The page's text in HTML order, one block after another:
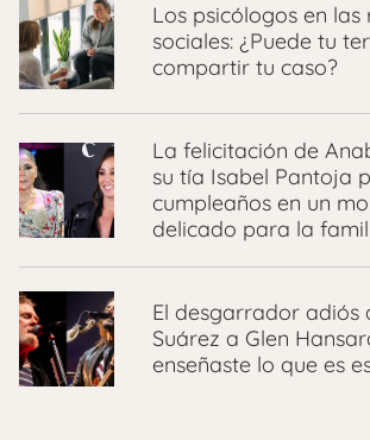
Los psicólogos en las
sociales: ¿Puede tu
compartir tu caso?
La felicitación de
su tía Isabel Pantoja
cumpleaños en un
delicado para la
El desgarrador adiós
Suárez a Glen
enseñaste lo que es